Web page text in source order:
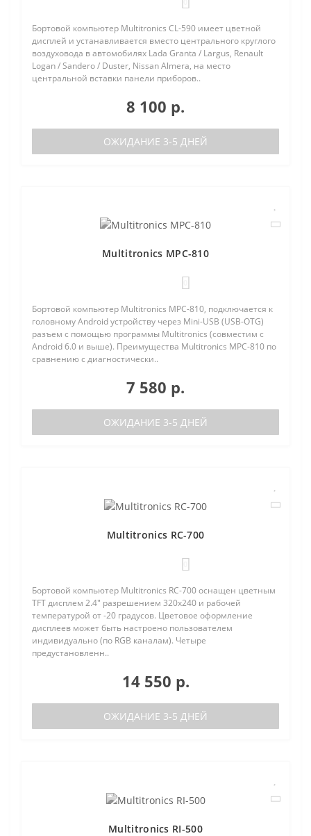
Бортовой компьютер Multitronics CL-590 имеет цветной
дисплей и устанавливается вместо центрального круглого
воздуховода в автомобилях Lada Granta / Largus, Renault
Logan / Sandero / Duster, Nissan Almera, на место
центральной вставки панели приборов..
8 100 р.
ОЖИДАНИЕ 3-5 ДНЕЙ
Multitronics MPC-810
Бортовой компьютер Multitronics MPC-810, подключается к
головному Android устройству через Mini-USB (USB-OTG)
разъем с помощью программы Multitronics (совместим с
Android 6.0 и выше). Преимущества Multitronics MPC-810 по
сравнению с диагностически..
7 580 р.
ОЖИДАНИЕ 3-5 ДНЕЙ
Multitronics RC-700
Бортовой компьютер Multitronics RC-700 оснащен цветным
TFT дисплем 2.4" разрешением 320х240 и рабочей
температурой от -20 градусов. Цветовое оформление
дисплеев может быть настроено пользователем
индивидуально (по RGB каналам). Четыре
предустановленн..
14 550 р.
ОЖИДАНИЕ 3-5 ДНЕЙ
Multitronics RI-500